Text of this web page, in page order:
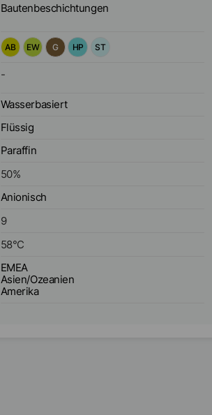
Bautenbeschichtungen
AB EW G HP ST
-
Wasserbasiert
Flüssig
Paraffin
50%
Anionisch
9
58°C
EMEA
Asien/Ozeanien
Amerika